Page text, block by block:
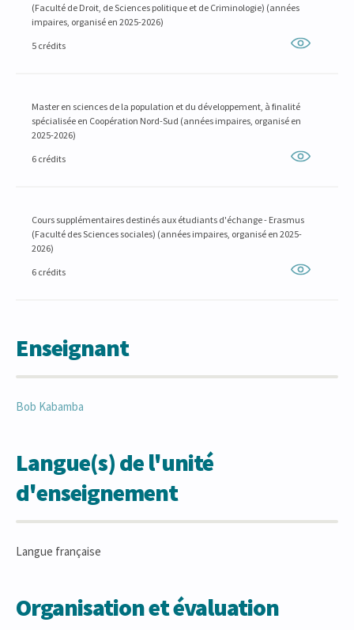
(Faculté de Droit, de Sciences politique et de Criminologie) (années
impaires, organisé en 2025-2026)
5 crédits
Master en sciences de la population et du développement, à finalité
spécialisée en Coopération Nord-Sud (années impaires, organisé en
2025-2026)
6 crédits
Cours supplémentaires destinés aux étudiants d'échange - Erasmus
(Faculté des Sciences sociales) (années impaires, organisé en 2025-
2026)
6 crédits
Enseignant
Bob Kabamba
Langue(s) de l'unité
d'enseignement
Langue française
Organisation et évaluation